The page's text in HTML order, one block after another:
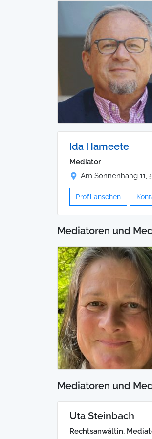
Ida Hameete
Mediator
Am Sonnenhang 11,
Profil ansehen
Mediatoren und
Mediatoren und
Uta Steinbach
Rechtsanwältin,